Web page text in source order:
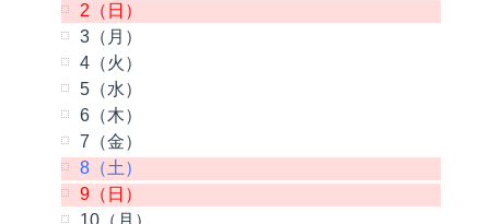
2（日）
3（月）
4（火）
5（水）
6（木）
7（金）
8（土）
9（日）